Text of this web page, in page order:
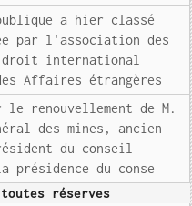
a hier classé
par l'association des
international
Affaires étrangères
le renouvellement de M.
des mines, ancien
du conseil
présidence du conse
réserves